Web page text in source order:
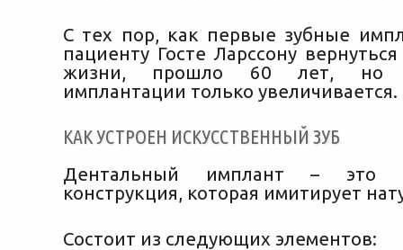
С тех пор, как первые зубные
пациенту Госте Ларссону
жизни, прошло 60 лет, но
имплантации только увеличивается.
КАК УСТРОЕН ИСКУССТВЕННЫЙ ЗУБ
Дентальный имплант – это
конструкция, которая имитирует
Состоит из следующих элементов: